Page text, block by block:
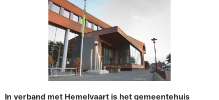
In verband met Hemelvaart is het gemeentehuis